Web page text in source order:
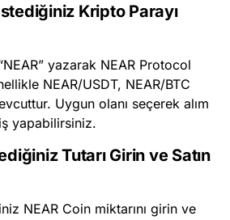
Kripto Parayı
yazarak NEAR Protocol
NEAR/USDT, NEAR/BTC
Uygun olanı seçerek alım
yapabilirsiniz.
Tutarı Girin ve Satın
NEAR Coin miktarını girin ve